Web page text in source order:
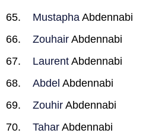
Mustapha Abdennabi
Zouhair Abdennabi
Laurent Abdennabi
Abdel Abdennabi
Zouhir Abdennabi
Tahar Abdennabi